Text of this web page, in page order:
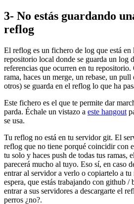
3- No estás guardando
reflog
El reflog es un fichero de log que está en
repositorio local donde se guarda un log
referencias que ocurren en tu repositorio.
rama, haces un merge, un rebase, un
otros) se guarda en el reflog lo que ha
Este fichero es el que te permite dar
parda. Échale un vistazo a este hangout
se usa.
Tu reflog no está en tu servidor git. El
reflog que no tiene porqué coincidir con
tu solo y haces push de todas tus ramas,
parecerá mucho al tuyo. Eso sí, en caso
entrar al servidor a verlo o copiartelo a
espera, que estás trabajando con github /
entrar a sus servidores a descargarte el
perros ¿no?.